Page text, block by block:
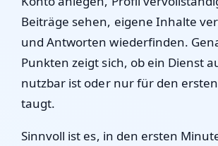
Beiträge sehen, eigene Inhalte
und Antworten wiederfinden.
Punkten zeigt sich, ob ein Dienst
nutzbar ist oder nur für den
taugt.
Sinnvoll ist es, in den ersten